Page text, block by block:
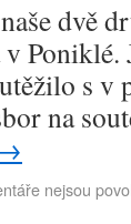
dvě
Poniklé.
s
na
nejsou